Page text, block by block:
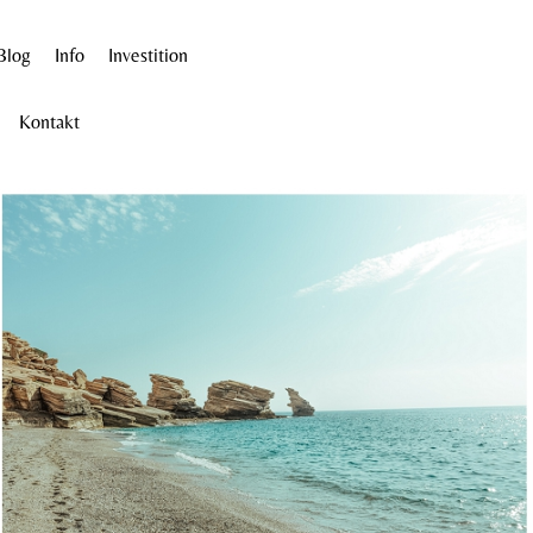
Info Investition
Kontakt